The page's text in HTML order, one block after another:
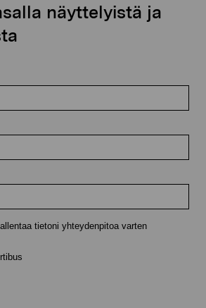
näyttelyistä ja
tietoni yhteydenpitoa varten